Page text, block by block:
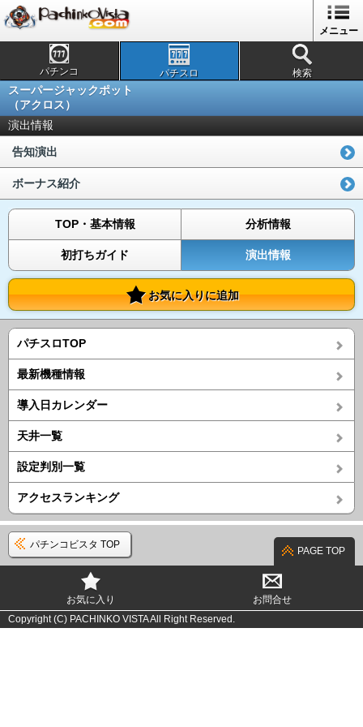
メニュー
パチンコ パチスロ 検索
スーパージャックポット
（アクロス）
演出情報
告知演出
ボーナス紹介
TOP・基本情報 分析情報
初打ちガイド 演出情報
お気に入りに追加
パチスロTOP
最新機種情報
導入日カレンダー
天井一覧
設定判別一覧
アクセスランキング
パチンコビスタ TOP
PAGE TOP
お気に入り
お問合せ
Copyright (C) PACHINKO VISTA All Right Reserved.